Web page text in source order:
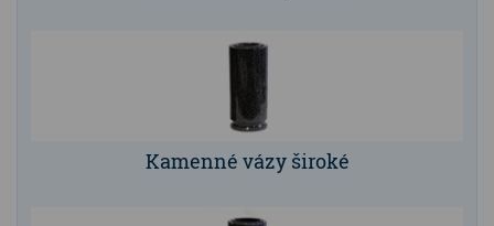
Kamenné vázy široké